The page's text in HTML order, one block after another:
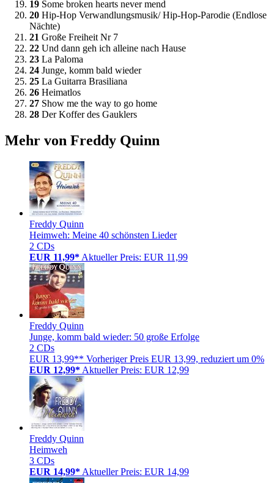
19 Some broken hearts never mend
20 Hip-Hop Verwandlungsmusik/ Hip-Hop-Parodie (Endlose
Nächte)
21 Große Freiheit Nr 7
22 Und dann geh ich alleine nach Hause
23 La Paloma
24 Junge, komm bald wieder
25 La Guitarra Brasiliana
26 Heimatlos
27 Show me the way to go home
28 Der Koffer des Gauklers
Mehr von Freddy Quinn
Freddy Quinn
Heimweh: Meine 40 schönsten Lieder
2 CDs
EUR 11,99* Aktueller Preis: EUR 11,99
Freddy Quinn
Junge, komm bald wieder: 50 große Erfolge
2 CDs
EUR 13,99** Vorheriger Preis EUR 13,99, reduziert um 0%
EUR 12,99* Aktueller Preis: EUR 12,99
Freddy Quinn
Heimweh
3 CDs
EUR 14,99* Aktueller Preis: EUR 14,99